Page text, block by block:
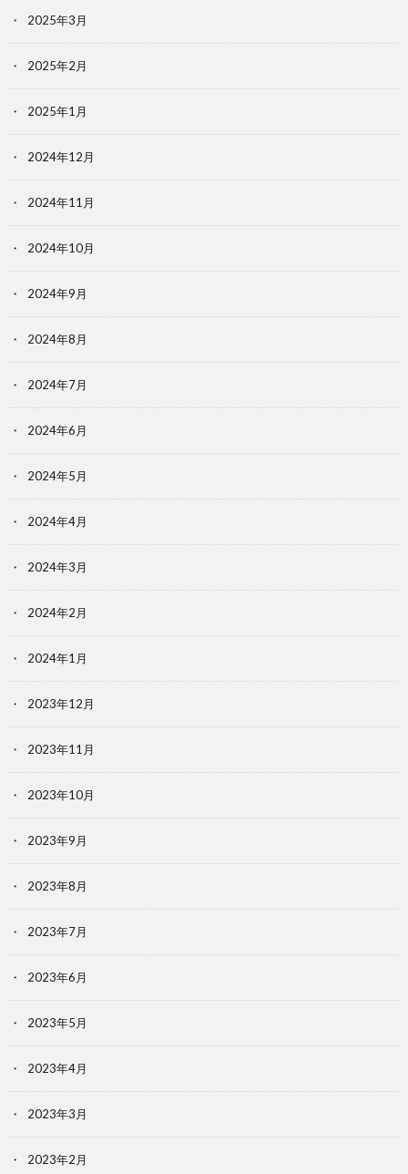
2025年3月
2025年2月
2025年1月
2024年12月
2024年11月
2024年10月
2024年9月
2024年8月
2024年7月
2024年6月
2024年5月
2024年4月
2024年3月
2024年2月
2024年1月
2023年12月
2023年11月
2023年10月
2023年9月
2023年8月
2023年7月
2023年6月
2023年5月
2023年4月
2023年3月
2023年2月